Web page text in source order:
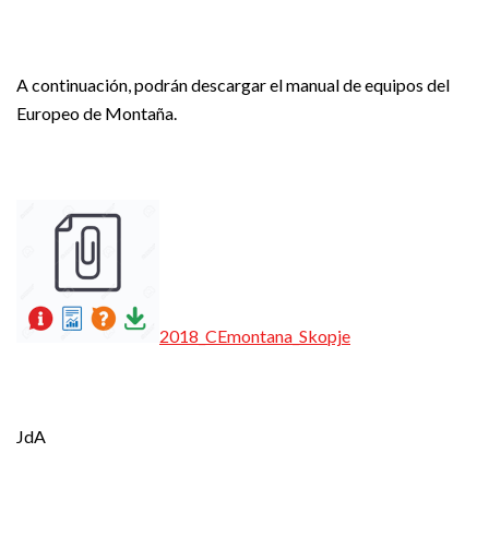
A continuación, podrán descargar el manual de equipos del
Europeo de Montaña.
2018_CEmontana_Skopje
JdA